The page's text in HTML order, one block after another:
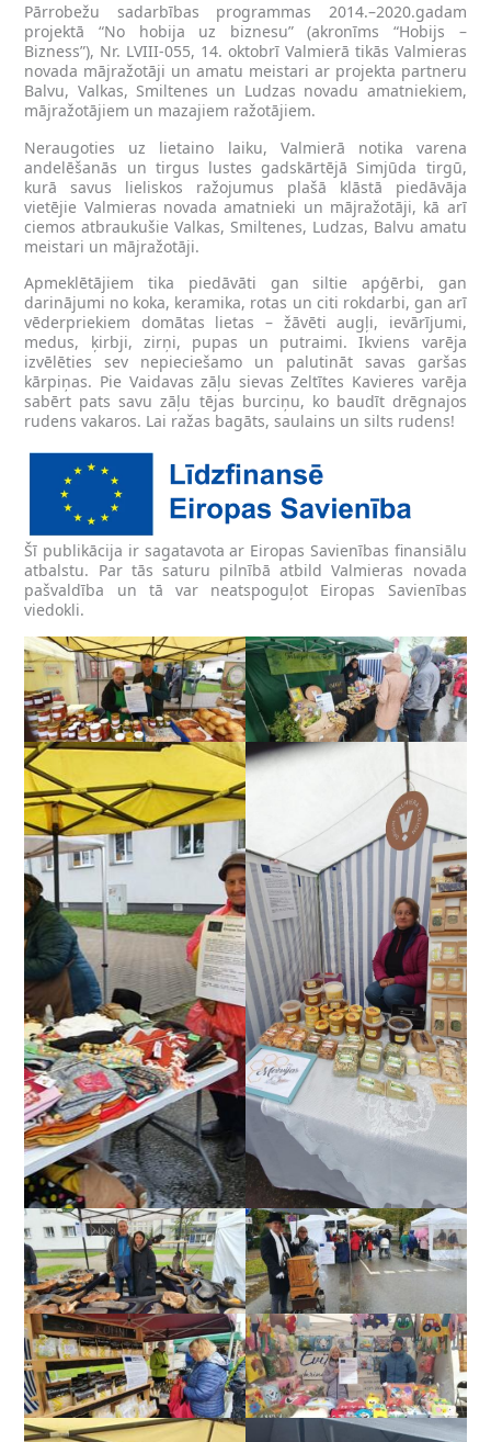
Pārrobežu sadarbības programmas 2014.–2020.gadam
projektā “No hobija uz biznesu” (akronīms “Hobijs –
Bizness”), Nr. LVIII-055, 14. oktobrī Valmierā tikās Valmieras
novada mājražotāji un amatu meistari ar projekta partneru
Balvu, Valkas, Smiltenes un Ludzas novadu amatniekiem,
mājražotājiem un mazajiem ražotājiem.
Neraugoties uz lietaino laiku, Valmierā notika varena
andelēšanās un tirgus lustes gadskārtējā Simjūda tirgū,
kurā savus lieliskos ražojumus plašā klāstā piedāvāja
vietējie Valmieras novada amatnieki un mājražotāji, kā arī
ciemos atbraukušie Valkas, Smiltenes, Ludzas, Balvu amatu
meistari un mājražotāji.
Apmeklētājiem tika piedāvāti gan siltie apģērbi, gan
darinājumi no koka, keramika, rotas un citi rokdarbi, gan arī
vēderpriekiem domātas lietas – žāvēti augļi, ievārījumi,
medus, ķirbji, zirņi, pupas un putraimi. Ikviens varēja
izvēlēties sev nepieciešamo un palutināt savas garšas
kārpiņas. Pie Vaidavas zāļu sievas Zeltītes Kavieres varēja
sabērt pats savu zāļu tējas burciņu, ko baudīt drēgnajos
rudens vakaros. Lai ražas bagāts, saulains un silts rudens!
Šī publikācija ir sagatavota ar Eiropas Savienības finansiālu
atbalstu. Par tās saturu pilnībā atbild Valmieras novada
pašvaldība un tā var neatspoguļot Eiropas Savienības
viedokli.